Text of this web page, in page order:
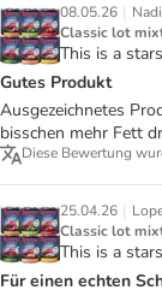
08.05.26 |
Classic lot
This is a
Gutes Produkt
Ausgezeichnetes
bisschen mehr Fett
Diese Bewertung
25.04.26 |
Classic lot
This is a
Für einen echten